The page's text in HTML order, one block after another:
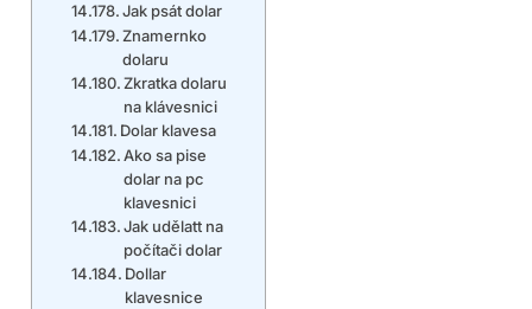
Jak psát dolar
Znamernko
dolaru
Zkratka dolaru
na klávesnici
Dolar klavesa
Ako sa pise
dolar na pc
klavesnici
Jak udělatt na
počítači dolar
Dollar
klavesnice